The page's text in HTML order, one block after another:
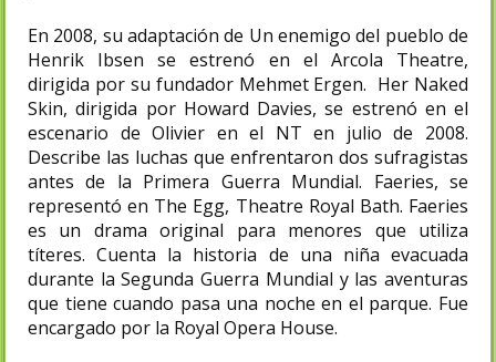
En 2008, su adaptación de Un enemigo del pueblo de
Henrik Ibsen se estrenó en el Arcola Theatre,
dirigida por su fundador Mehmet Ergen. Her Naked
Skin, dirigida por Howard Davies, se estrenó en el
escenario de Olivier en el NT en julio de 2008.
Describe las luchas que enfrentaron dos sufragistas
antes de la Primera Guerra Mundial. Faeries, se
representó en The Egg, Theatre Royal Bath. Faeries
es un drama original para menores que utiliza
títeres. Cuenta la historia de una niña evacuada
durante la Segunda Guerra Mundial y las aventuras
que tiene cuando pasa una noche en el parque. Fue
encargado por la Royal Opera House.